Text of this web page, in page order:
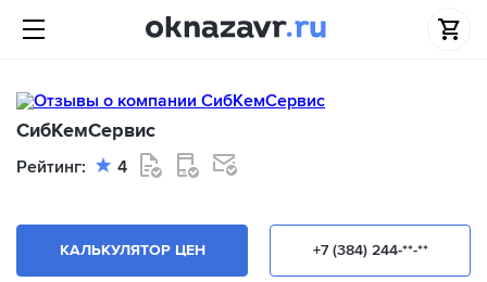
СибКемСервис
Рейтинг: 4
+7 (384) 244-**-**
КАЛЬКУЛЯТОР ЦЕН